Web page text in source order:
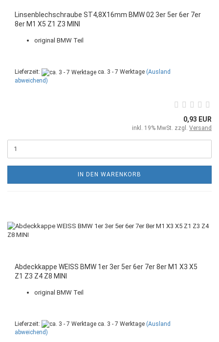
Linsenblechschraube ST4,8X16mm BMW 02 3er 5er 6er 7er
8er M1 X5 Z1 Z3 MINI
original BMW Teil
Lieferzeit: ca. 3 - 7 Werktage (Ausland
abweichend)
0,93 EUR
inkl. 19% MwSt. zzgl. Versand
IN DEN WARENKORB
Abdeckkappe WEISS BMW 1er 3er 5er 6er 7er 8er M1 X3 X5
Z1 Z3 Z4 Z8 MINI
original BMW Teil
Lieferzeit: ca. 3 - 7 Werktage (Ausland
abweichend)